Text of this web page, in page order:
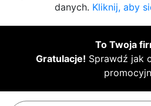
danych. Kliknij, aby
To Twoja
Gratulacje! Sprawdź jak